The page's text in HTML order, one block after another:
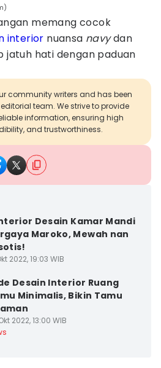
memang cocok
interior nuansa navydan
jatuh hati dengan paduan
community writers and has been
team. We strive to provide
information, ensuring high
and trustworthiness.
Desain Kamar Mandi
Maroko, Mewah nan
2022, 19:03 WIB
Desain Interior Ruang
Minimalis, Bikin Tamu
2022, 13:00 WIB